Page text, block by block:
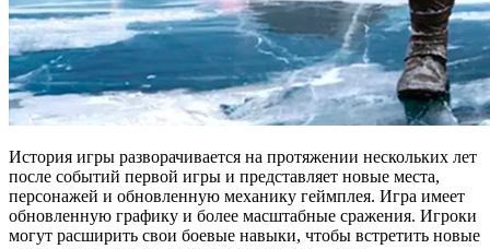
История игры разворачивается на протяжении нескольких лет
после событий первой игры и представляет новые места,
персонажей и обновленную механику геймплея. Игра имеет
обновленную графику и более масштабные сражения. Игроки
могут расширить свои боевые навыки, чтобы встретить новые